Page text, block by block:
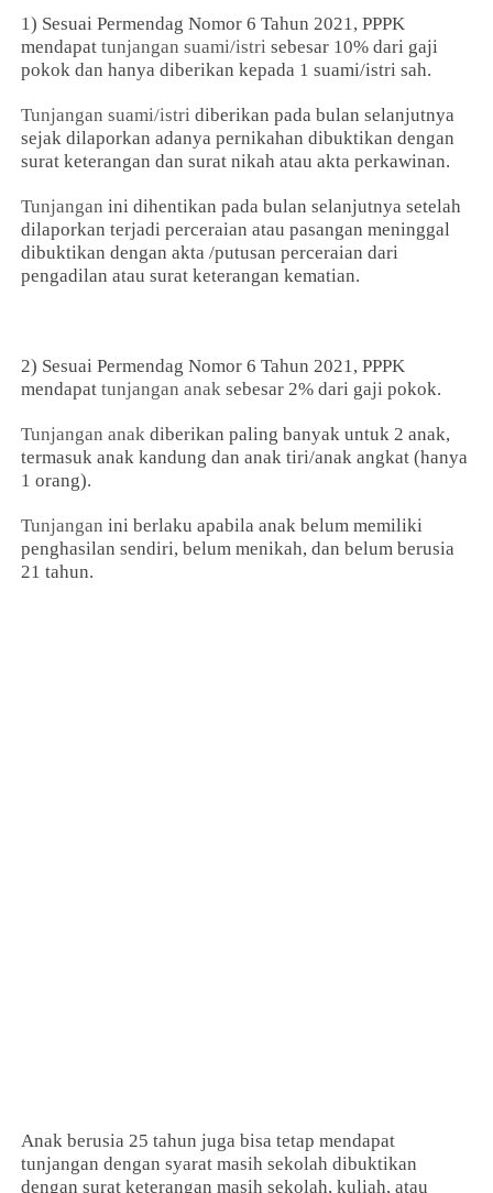
1) Sesuai Permendag Nomor 6 Tahun 2021, PPPK
mendapattunjangan suami/istri sebesar 10% dari gaji
pokok dan hanya diberikan kepada 1 suami/istri sah.
Tunjangan suami/istri diberikan pada bulan selanjutnya
sejak dilaporkan adanya pernikahan dibuktikan dengan
surat keterangan dan surat nikah atau akta perkawinan.
Tunjangan ini dihentikan pada bulan selanjutnya setelah
dilaporkan terjadi perceraian atau pasangan meninggal
dibuktikan dengan akta /putusan perceraian dari
pengadilan atau surat keterangan kematian.
2) Sesuai Permendag Nomor 6 Tahun 2021, PPPK
mendapattunjangan anak sebesar 2% dari gaji pokok.
Tunjangan anak diberikan paling banyak untuk 2 anak,
termasuk anak kandung dan anak tiri/anak angkat (hanya
1 orang).
Tunjangan ini berlaku apabila anak belum memiliki
penghasilan sendiri, belum menikah, dan belum berusia
21 tahun.
Anak berusia 25 tahun juga bisa tetap mendapat
tunjangan dengan syarat masih sekolah dibuktikan
dengan surat keterangan masih sekolah, kuliah, atau